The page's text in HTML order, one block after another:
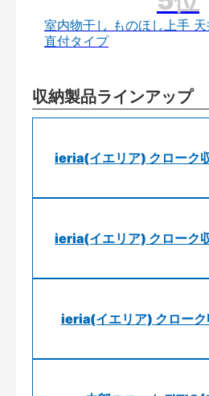
室内物干し ものほし上手
直付タイプ
収納製品ラインアップ
ieria(イエリア) クローク
ieria(イエリア) クローク
ieria(イエリア) クローク